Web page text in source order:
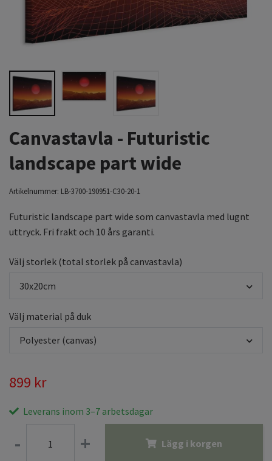
Canvastavla - Futuristic
landscape part wide
Artikelnummer: LB-3700-190951-C30-20-1
Futuristic landscape part wide som canvastavla med lugnt
uttryck. Fri frakt och 10 års garanti.
Välj storlek (total storlek på canvastavla)
30x20cm
Välj material på duk
Polyester (canvas)
899 kr
Leverans inom 3–7 arbetsdagar
- + Lägg i korgen